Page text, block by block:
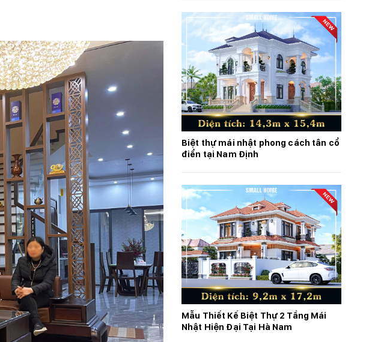
Biệt thự mái nhật phong cách tân cổ
điển tại Nam Định
Mẫu Thiết Kế Biệt Thự 2 Tầng Mái
Nhật Hiện Đại Tại Hà Nam